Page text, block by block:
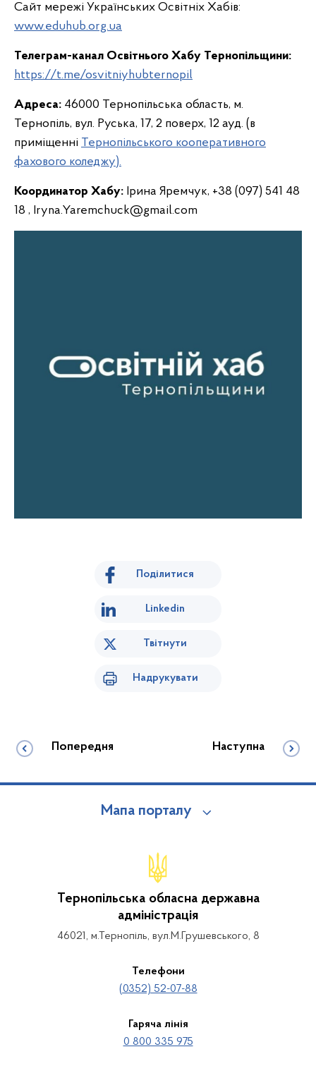
Сайт мережі Українських Освітніх Хабів:
www.eduhub.org.ua
Телеграм-канал Освітнього Хабу Тернопільщини:
https://t.me/osvitniyhubternopil
Адреса: 46000 Тернопільська область, м.
Тернопіль, вул. Руська, 17, 2 поверх, 12 ауд. (в
приміщенні Тернопільського кооперативного
фахового коледжу).
Координатор Хабу: Ірина Яремчук, +38 (097) 541 48
18 , Iryna.Yaremchuck@gmail.com
Поділитися
Linkedin
Твітнути
Надрукувати
Попередня Наступна
Мапа порталу
Тернопільська обласна державна
адміністрація
46021, м.Тернопіль, вул.М.Грушевського, 8
Телефони
(0352) 52-07-88
Гаряча лінія
0 800 335 975